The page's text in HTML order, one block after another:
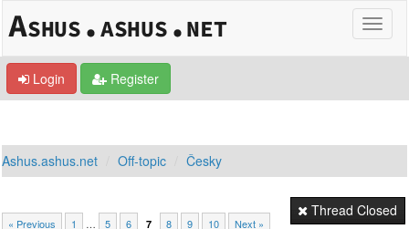
Login Register
Ashus.ashus.net Off-topic Česky
« Previous 1 … 5 6 7 8 9 10 Next »
Thread Closed